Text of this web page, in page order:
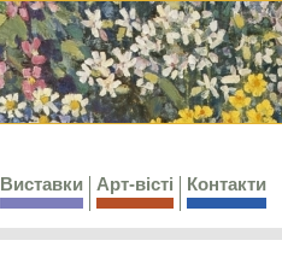
Виставки Арт-вісті Контакти